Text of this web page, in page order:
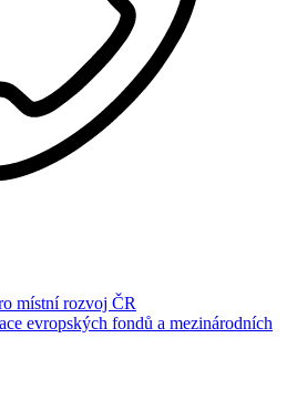
místní rozvoj ČR
evropských fondů a mezinárodních